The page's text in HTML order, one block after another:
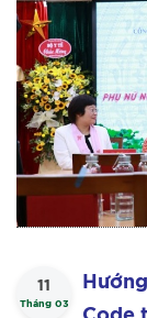
đoàn
11
Tháng 03